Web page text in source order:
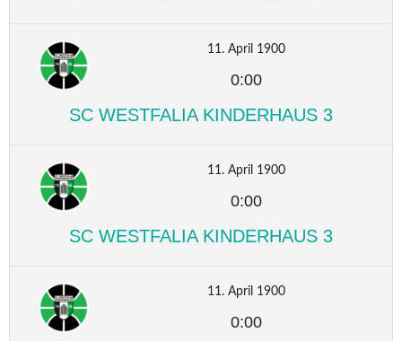
11. April 1900
0:00
SC WESTFALIA KINDERHAUS 3
11. April 1900
0:00
SC WESTFALIA KINDERHAUS 3
11. April 1900
0:00